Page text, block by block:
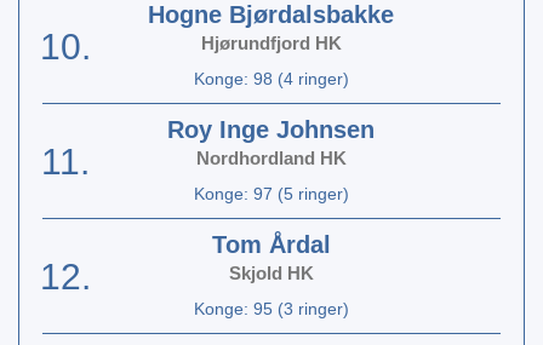
10.
Hogne Bjørdalsbakke
Hjørundfjord HK
Konge: 98 (4 ringer)
11.
Roy Inge Johnsen
Nordhordland HK
Konge: 97 (5 ringer)
12.
Tom Årdal
Skjold HK
Konge: 95 (3 ringer)